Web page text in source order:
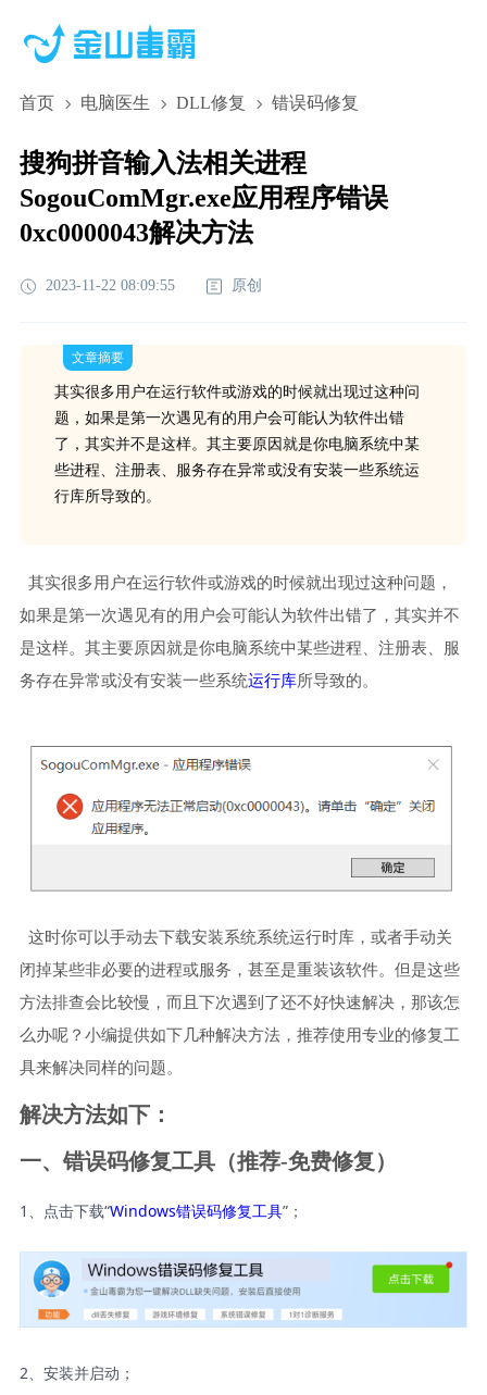
首页 电脑医生 DLL修复 错误码修复
搜狗拼音输入法相关进程
SogouComMgr.exe应用程序错误
0xc0000043解决方法
2023-11-22 08:09:55 原创
文章摘要
其实很多用户在运行软件或游戏的时候就出现过这种问
题，如果是第一次遇见有的用户会可能认为软件出错
了，其实并不是这样。其主要原因就是你电脑系统中某
些进程、注册表、服务存在异常或没有安装一些系统运
行库所导致的。
其实很多用户在运行软件或游戏的时候就出现过这种问题，
如果是第一次遇见有的用户会可能认为软件出错了，其实并不
是这样。其主要原因就是你电脑系统中某些进程、注册表、服
务存在异常或没有安装一些系统运行库所导致的。
这时你可以手动去下载安装系统系统运行时库，或者手动关
闭掉某些非必要的进程或服务，甚至是重装该软件。但是这些
方法排查会比较慢，而且下次遇到了还不好快速解决，那该怎
么办呢？小编提供如下几种解决方法，推荐使用专业的修复工
具来解决同样的问题。
解决方法如下：
一、错误码修复工具（推荐-免费修复）
1、点击下载“Windows错误码修复工具”；
2、安装并启动；